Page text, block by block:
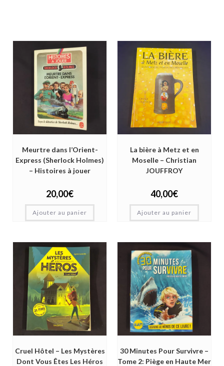
Meurtre dans l’Orient-
Express (Sherlock Holmes)
– Histoires à jouer
20,00€
Ajouter au panier
La bière à Metz et en
Moselle – Christian
JOUFFROY
40,00€
Ajouter au panier
Cruel Hôtel – Les Mystères
Dont Vous Êtes Les Héros
30 Minutes Pour Survivre –
Tome 2: Piège en Haute Mer